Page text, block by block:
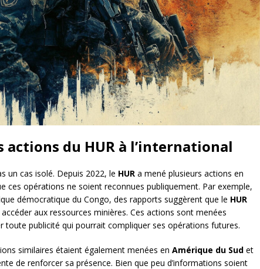
actions du HUR à l’international
un cas isolé. Depuis 2022, le HUR a mené plusieurs actions en
ces opérations ne soient reconnues publiquement. Par exemple,
démocratique du Congo, des rapports suggèrent que le HUR
aux ressources minières. Ces actions sont menées
toute publicité qui pourrait compliquer ses opérations futures.
similaires étaient également menées en Amérique du Sud et
de renforcer sa présence. Bien que peu d’informations soient